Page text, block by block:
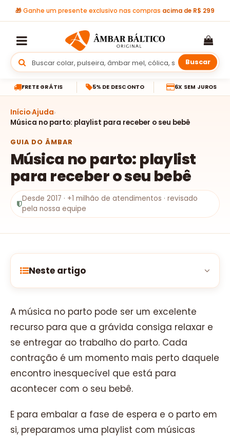
🎁Ganhe um presente exclusivo nas compras acima de R$ 299
Buscar
FRETE GRÁTIS 5% DE DESCONTO 6X SEM JUROS
InícioAjuda
Música no parto: playlist para receber o seu bebê
GUIA DO ÂMBAR
Música no parto: playlist
para receber o seu bebê
Desde 2017 · +1 milhão de atendimentos · revisado
pela nossa equipe
Neste artigo
A música no parto pode ser um excelente
recurso para que a grávida consiga relaxar e
se entregar ao trabalho do parto. Cada
contração é um momento mais perto daquele
encontro inesquecível que está para
acontecer com o seu bebê.
E para embalar a fase de espera e o parto em
si, preparamos uma playlist com músicas